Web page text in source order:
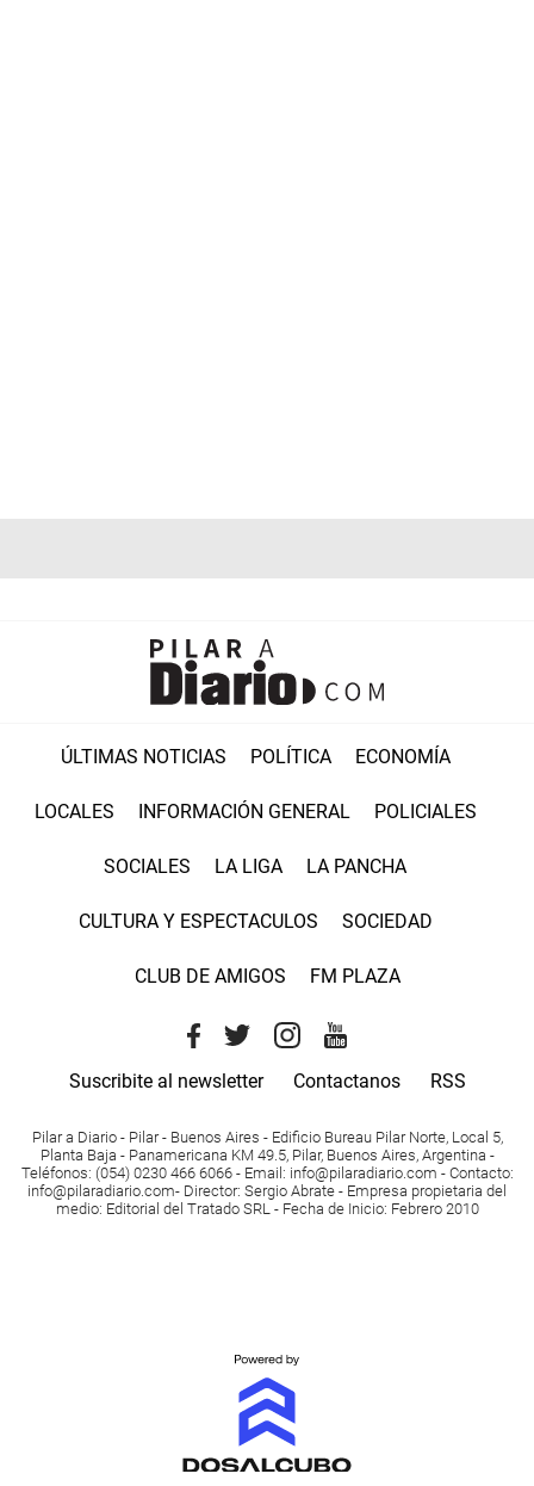
ÚLTIMAS NOTICIAS POLÍTICA ECONOMÍA
LOCALES INFORMACIÓN GENERAL POLICIALES
SOCIALES LA LIGA LA PANCHA
CULTURA Y ESPECTACULOS SOCIEDAD
CLUB DE AMIGOS FM PLAZA
Suscribite al newsletter Contactanos RSS
Pilar a Diario - Pilar - Buenos Aires - Edificio Bureau Pilar Norte, Local 5,
Planta Baja - Panamericana KM 49.5, Pilar, Buenos Aires, Argentina -
Teléfonos: (054) 0230 466 6066 - Email : info@pilaradiario.com - Contacto:
info@pilaradiario.com- Director: Sergio Abrate - Empresa propietaria del
medio: Editorial del Tratado SRL - Fecha de Inicio: Febrero 2010